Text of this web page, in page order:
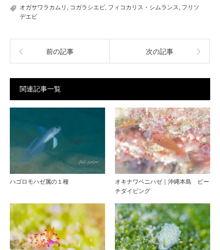
オガサワラカムリ , コガラシエビ, フィコカリス・シムランス, フリソ
デエビ
前の記事 次の記事
関連記事一覧
ハゴロモハゼ属の１種
オキナワベニハゼ｜沖縄本島 ビー
チダイビング